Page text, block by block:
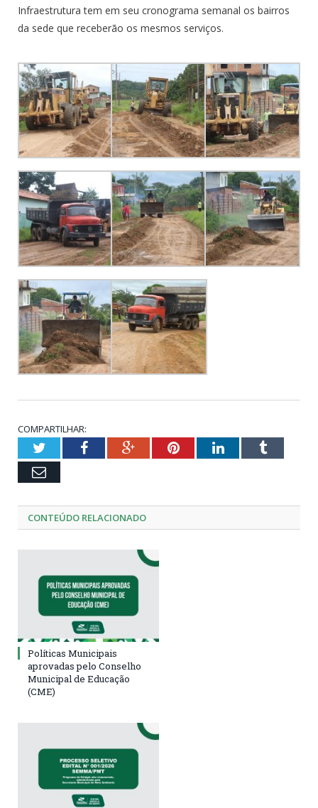
Infraestrutura tem em seu cronograma semanal os bairros
da sede que receberão os mesmos serviços.
COMPARTILHAR:
TwitterFacebookGoogle+PinterestLinkedInTumblr
Email
CONTEÚDO RELACIONADO
Políticas Municipais
aprovadas pelo Conselho
Municipal de Educação
(CME)